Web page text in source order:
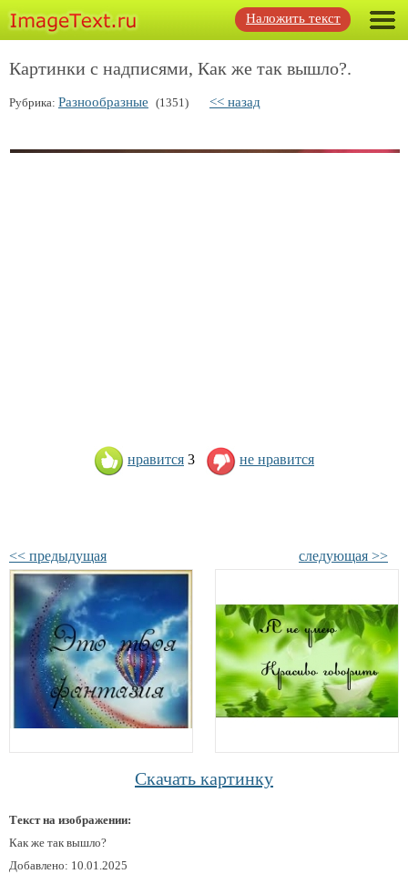
Наложить текст
Картинки с надписями, Как же так вышло?.
Рубрика: Разнообразные (1351) << назад
нравится 3 не нравится
<< предыдущая следующая >>
Скачать картинку
Текст на изображении:
Как же так вышло?
Добавлено: 10.01.2025